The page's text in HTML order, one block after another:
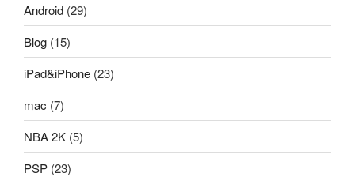
Android (29)
Blog (15)
iPad&iPhone (23)
mac (7)
NBA 2K (5)
PSP (23)